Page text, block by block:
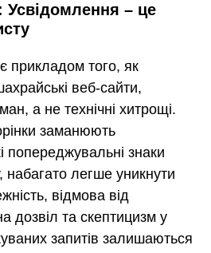
Усвідомлення – це
прикладом того, як
веб-сайти,
а не технічні хитрощі.
заманюють
попереджувальні знаки
набагато легше уникнути
відмова від
дозвіл та скептицизм у
запитів залишаються